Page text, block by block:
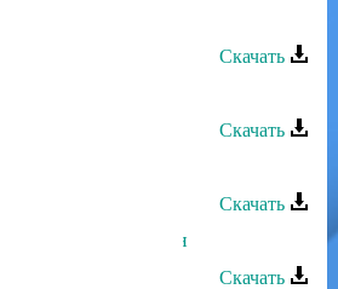
- Шуточная
Скачать
Скачать
- Мой Даргинец
Скачать
- Любовь как сон
Скачать